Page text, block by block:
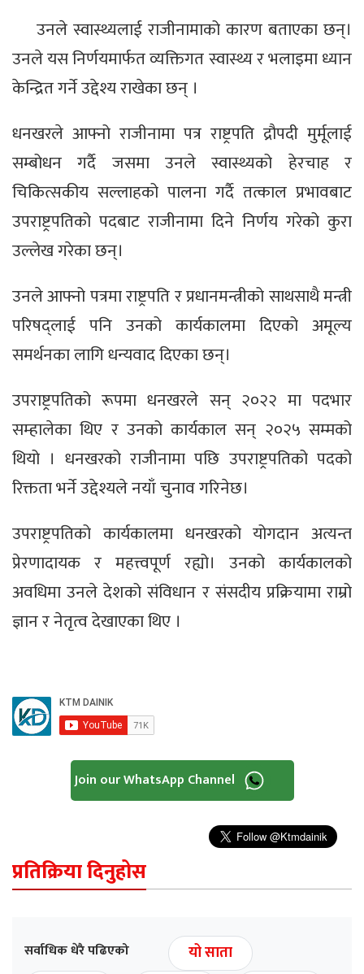
उनले स्वास्थ्यलाई राजीनामाको कारण बताएका छन्।
उनले यस निर्णयमार्फत व्यक्तिगत स्वास्थ्य र भलाइमा ध्यान
केन्द्रित गर्ने उद्देश्य राखेका छन् ।
धनखरले आफ्नो राजीनामा पत्र राष्ट्रपति द्रौपदी मुर्मूलाई
सम्बोधन गर्दै जसमा उनले स्वास्थ्यको हेरचाह र
चिकित्सकीय सल्लाहको पालना गर्दै तत्काल प्रभावबाट
उपराष्ट्रपतिको पदबाट राजीनामा दिने निर्णय गरेको कुरा
उल्लेख गरेका छन्।
उनले आफ्नो पत्रमा राष्ट्रपति र प्रधानमन्त्रीको साथसाथै मन्त्री
परिषद्लाई पनि उनको कार्यकालमा दिएको अमूल्य
समर्थनका लागि धन्यवाद दिएका छन्।
उपराष्ट्रपतिको रूपमा धनखरले सन् २०२२ मा पदभार
सम्हालेका थिए र उनको कार्यकाल सन् २०२५ सम्मको
थियो । धनखरको राजीनामा पछि उपराष्ट्रपतिको पदको
रिक्तता भर्ने उद्देश्यले नयाँ चुनाव गरिनेछ।
उपराष्ट्रपतिको कार्यकालमा धनखरको योगदान अत्यन्त
प्रेरणादायक र महत्त्वपूर्ण रह्यो। उनको कार्यकालको
अवधिमा उनले देशको संविधान र संसदीय प्रक्रियामा राम्रो
ज्ञान र नेतृत्व देखाएका थिए ।
Join our WhatsApp Channel
प्रतिक्रिया दिनुहोस
सर्वाधिक धेरै पढिएको
यो साता